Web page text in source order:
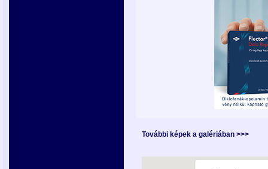
További képek a galériában >>>